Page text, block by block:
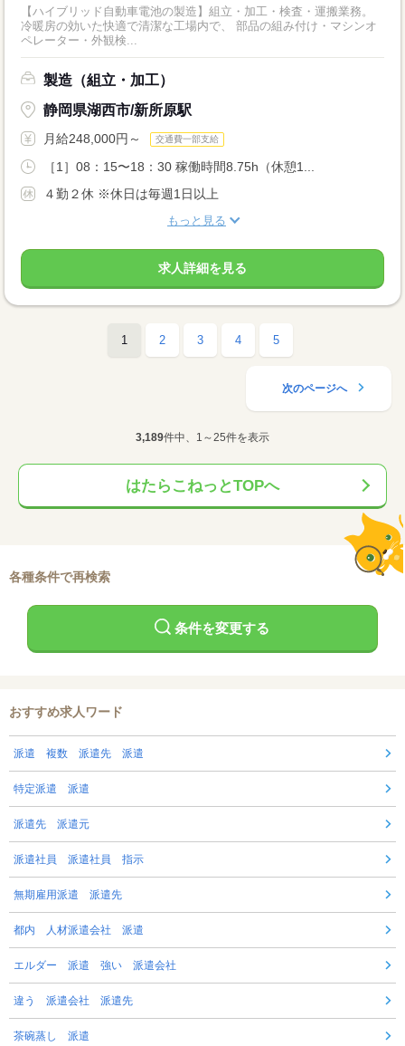
【ハイブリッド自動車電池の製造】組立・加工・検査・運搬業務。
冷暖房の効いた快適で清潔な工場内で、 部品の組み付け・マシンオ
ペレーター・外観検...
製造（組立・加工）
静岡県湖西市/新所原駅
月給248,000円～ 交通費一部支給
［1］08：15〜18：30 稼働時間8.75h（休憩1...
４勤２休 ※休日は毎週1日以上
もっと見る
求人詳細を見る
1 2 3 4 5
次のページへ
3,189件中、1～25件を表示
はたらこねっとTOPへ
各種条件で再検索
条件を変更する
おすすめ求人ワード
派遣 複数 派遣先 派遣
特定派遣 派遣
派遣先 派遣元
派遣社員 派遣社員 指示
無期雇用派遣 派遣先
都内 人材派遣会社 派遣
エルダー 派遣 強い 派遣会社
違う 派遣会社 派遣先
茶碗蒸し 派遣